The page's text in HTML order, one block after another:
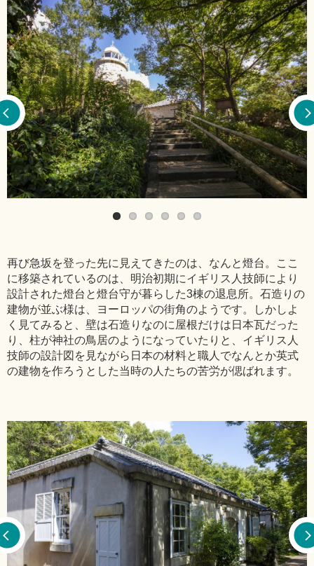
再び急坂を登った先に見えてきたのは、なんと燈台。ここ
に移築されているのは、明治初期にイギリス人技師により
設計された燈台と燈台守が暮らした3棟の退息所。石造りの
建物が並ぶ様は、ヨーロッパの街角のようです。しかしよ
く見てみると、壁は石造りなのに屋根だけは日本瓦だった
り、柱が神社の鳥居のようになっていたりと、イギリス人
技師の設計図を見ながら日本の材料と職人でなんとか英式
の建物を作ろうとした当時の人たちの苦労が偲ばれます。